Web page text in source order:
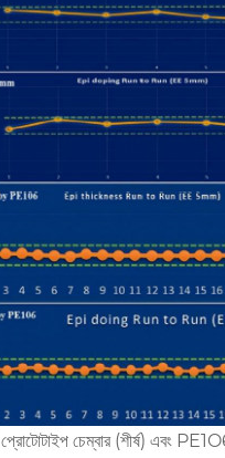
চেম্বার (শীর্ষ) এবং